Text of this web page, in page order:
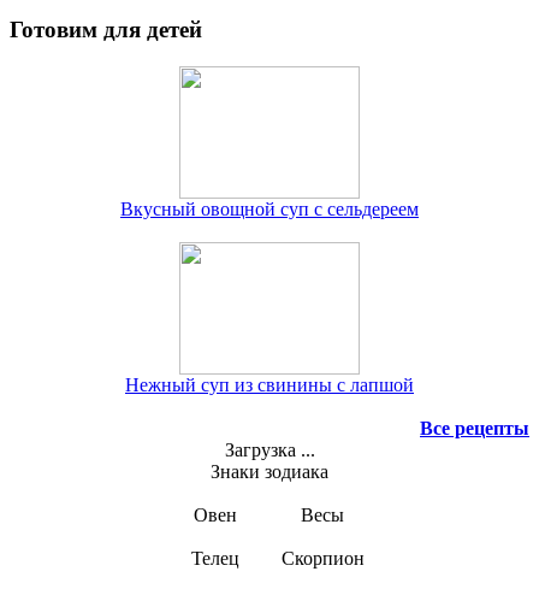
Готовим для детей
Вкусный овощной суп с сельдереем
Нежный суп из свинины с лапшой
Все рецепты
Загрузка ...
Знаки зодиака
Овен
Телец
Весы
Скорпион